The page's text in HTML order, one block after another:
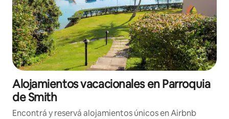
Alojamientos vacacionales en Parroquia
de Smith
Encontrá y reservá alojamientos únicos en Airbnb